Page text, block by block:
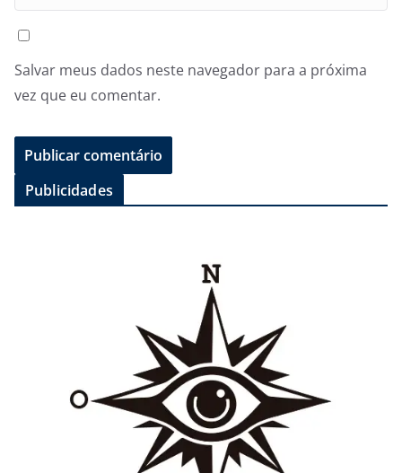
Salvar meus dados neste navegador para a próxima
vez que eu comentar.
Publicidades